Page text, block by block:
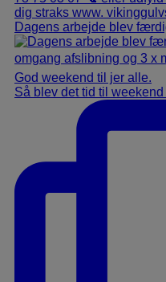
Dagens arbejde blev
Så blev det tid til weekend